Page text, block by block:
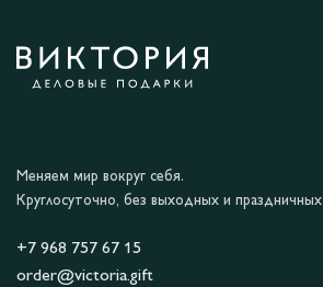
Меняем мир вокруг себя.
Круглосуточно, без выходных и
+7 968 757 67 15
order@victoria.gift